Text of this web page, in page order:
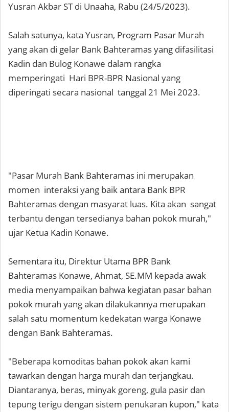
Yusran Akbar ST di Unaaha, Rabu (24/5/2023).
Salah satunya, kata Yusran, Program Pasar Murah
yang akan di gelar Bank Bahteramas yang difasilitasi
Kadin dan Bulog Konawe dalam rangka
memperingati Hari BPR-BPR Nasional yang
diperingati secara nasional tanggal 21 Mei 2023.
"Pasar Murah Bank Bahteramas ini merupakan
momen interaksi yang baik antara Bank BPR
Bahteramas dengan masyarat luas. Kita akan sangat
terbantu dengan tersedianya bahan pokok murah,"
ujar Ketua Kadin Konawe.
Sementara itu, Direktur Utama BPR Bank
Bahteramas Konawe, Ahmat, SE.MM kepada awak
media menyampaikan bahwa kegiatan pasar bahan
pokok murah yang akan dilakukannya merupakan
salah satu momentum kedekatan warga Konawe
dengan Bank Bahteramas.
"Beberapa komoditas bahan pokok akan kami
tawarkan dengan harga murah dan terjangkau.
Diantaranya, beras, minyak goreng, gula pasir dan
tepung terigu dengan sistem penukaran kupon," kata